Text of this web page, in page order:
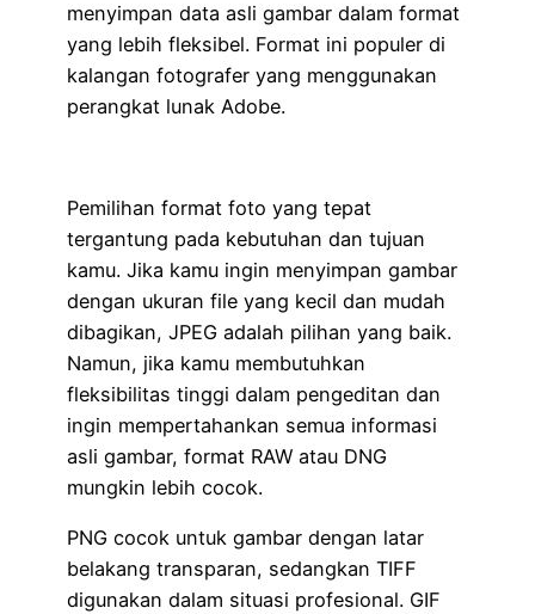
menyimpan data asli gambar dalam format
yang lebih fleksibel. Format ini populer di
kalangan fotografer yang menggunakan
perangkat lunak Adobe.
Pemilihan format foto yang tepat
tergantung pada kebutuhan dan tujuan
kamu. Jika kamu ingin menyimpan gambar
dengan ukuran file yang kecil dan mudah
dibagikan, JPEG adalah pilihan yang baik.
Namun, jika kamu membutuhkan
fleksibilitas tinggi dalam pengeditan dan
ingin mempertahankan semua informasi
asli gambar, format RAW atau DNG
mungkin lebih cocok.
PNG cocok untuk gambar dengan latar
belakang transparan, sedangkan TIFF
digunakan dalam situasi profesional. GIF